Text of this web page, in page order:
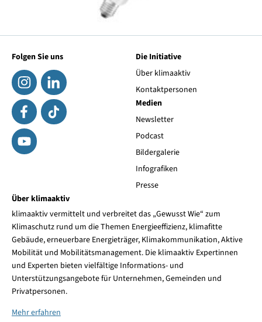
Folgen Sie uns
Die Initiative
Über klimaaktiv
Kontaktpersonen
Medien
Newsletter
Podcast
Bildergalerie
Infografiken
Presse
Über klimaaktiv
klimaaktiv vermittelt und verbreitet das „Gewusst Wie“ zum
Klimaschutz rund um die Themen Energieeffizienz, klimafitte
Gebäude, erneuerbare Energieträger, Klimakommunikation, Aktive
Mobilität und Mobilitätsmanagement. Die klimaaktiv Expertinnen
und Experten bieten vielfältige Informations- und
Unterstützungsangebote für Unternehmen, Gemeinden und
Privatpersonen.
Mehr erfahren